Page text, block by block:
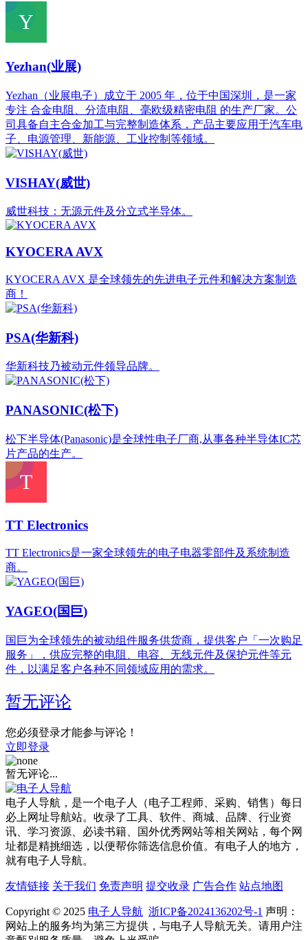
Yezhan(业展)
Yezhan（业展电子）成立于 2005 年，位于中国深圳，是一家
专注 合金电阻、分流电阻、毫欧级精密电阻 的生产厂家。公
司具备自主合金加工与完整制造体系，产品主要应用于汽车电
子、电源管理、新能源、工业控制等领域。
VISHAY(威世)
威世科技：无源元件及分立式半导体。
KYOCERA AVX
KYOCERA AVX 是全球领先的先进电子元件和解决方案制造
商！
PSA(华新科)
华新科技乃被动元件领导品牌。
PANASONIC(松下)
松下半导体(Panasonic)是全球性电子厂商,从事各种半导体IC芯
片产品的生产。
TT Electronics
‌TT Electronics‌是一家全球领先的电子电器零部件及系统制造
商。
YAGEO(国巨)
国巨为全球领先的被动组件服务供货商，提供客户「一次购足
服务」，供应完整的电阻、电容、无线元件及保护元件等元
件，以满足客户各种不同领域应用的需求。
暂无评论
您必须登录才能参与评论！
立即登录
暂无评论...
电子人导航，是一个电子人（电子工程师、采购、销售）每日
必上网址导航站。收录了工具、软件、商城、品牌、行业资
讯、学习资源、必读书籍、国外优秀网站等相关网站，每个网
址都是精挑细选，以便帮你筛选信息价值。有电子人的地方，
就有电子人导航。
友情链接 关于我们 免责声明 提交收录 广告合作 站点地图
Copyright © 2025 电子人导航 浙ICP备2024136202号-1 声明：
网站上的服务均为第三方提供，与电子人导航无关。请用户注